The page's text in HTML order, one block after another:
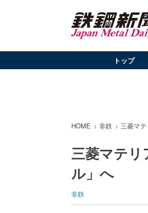
トップ
HOME 非鉄 三菱マ
三菱マテリ
ル」へ
非鉄